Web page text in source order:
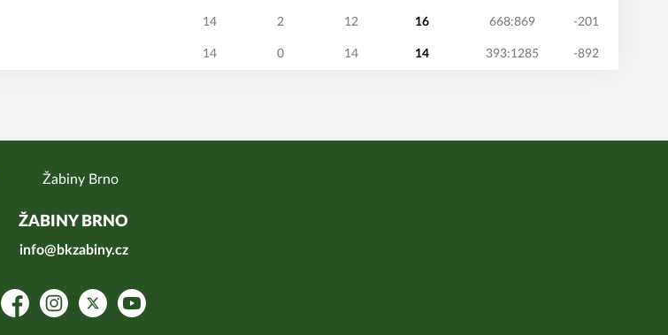
14 2 12 16 668:869 -201
14 0 14 14 393:1285 -892
ŽABINY BRNO
info@bkzabiny.cz
FacebookInstagramPlatform X
YouTube